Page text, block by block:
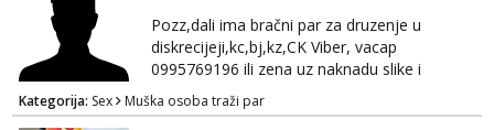
Pozz,dali ima bračni par za druzenje u
diskrecijeji,kc,bj,kz,CK Viber, vacap
0995769196 ili zena uz naknadu slike i
dopisivanje ne zanima me
Kategorija: Sex Muška osoba traži par